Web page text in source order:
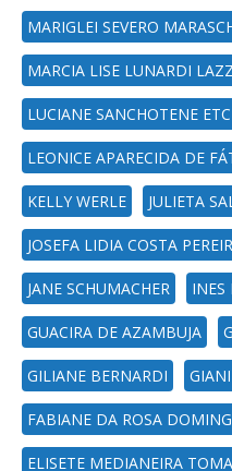
MARIGLEI SEVERO
MARCIA LISE LUNARDI
LUCIANE SANCHOTENE
LEONICE APARECIDA DE
KELLY WERLE JULIETA
JOSEFA LIDIA COSTA
JANE SCHUMACHER INES
GUACIRA DE AZAMBUJA
GILIANE BERNARDI
FABIANE DA ROSA
ELISETE MEDIANEIRA